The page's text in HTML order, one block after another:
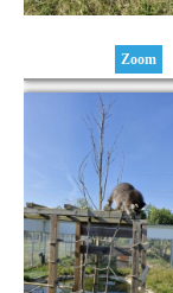
Zoom